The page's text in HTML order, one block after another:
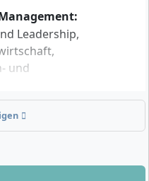
Fall startest du
LHG §58 Absatz 3
Zulassung ist
Computer oder Tablet
sämtliche
ausschließlich online
Leadership,
und
und
-politik:Strukturen